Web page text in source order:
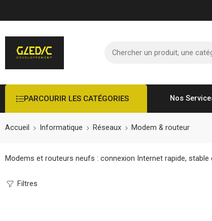
PARCOURIR LES CATÉGORIES Nos
Accueil Informatique Réseaux Modem & routeur
Modems et routeurs neufs : connexion Internet rapide,
Filtres